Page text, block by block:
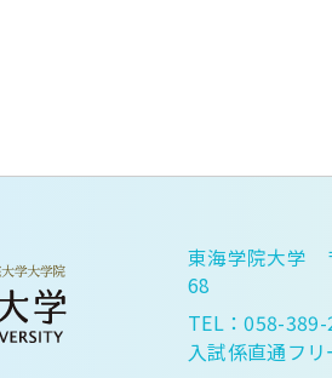
東海学院大学
68
TEL：058-389-
入試係直通フ